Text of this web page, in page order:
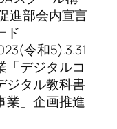
進部会内宣言
ド
令和5).3.31
「デジタルコ
ジタル教科書
業」企画推進